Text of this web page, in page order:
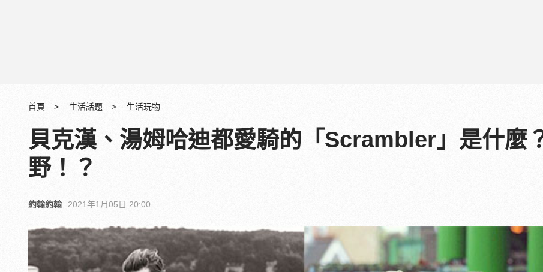
首頁 生活話題 生活玩物
貝克漢、湯姆哈迪都愛騎的「Scrambler」是什麼
野！？
約翰約翰 2021年1月05日 20:00